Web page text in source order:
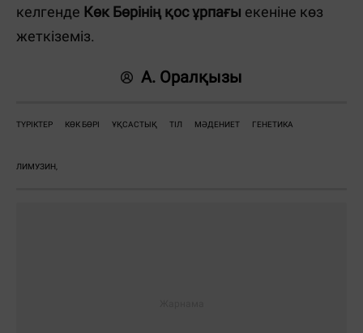
келгенде Көк Бөрінің қос ұрпағы екеніне көз
жеткіземіз.
А. Оралқызы
ТҮРІКТЕР КӨК БӨРІ ҰҚСАСТЫҚ ТІЛ МӘДЕНИЕТ ГЕНЕТИКА
ЛИМУЗИН,